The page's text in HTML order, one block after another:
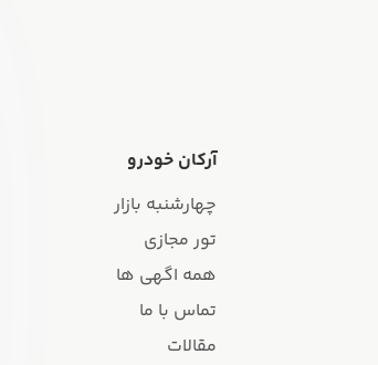
آرکان خودرو
چهارشنبه بازار
تور مجازی
همه اگهی ها
تماس با ما
مقالات